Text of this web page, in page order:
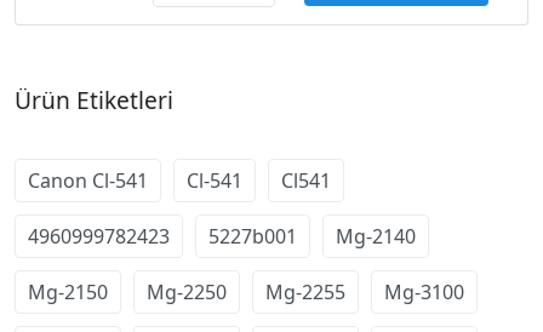
Ürün Etiketleri
Canon Cl-541 Cl-541 Cl541
4960999782423 5227b001 Mg-2140
Mg-2150 Mg-2250 Mg-2255 Mg-3100